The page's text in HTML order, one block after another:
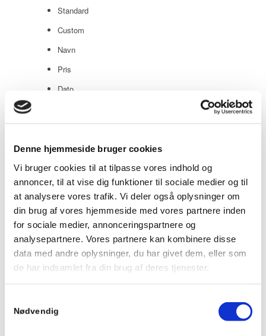
Denne hjemmeside bruger cookies
Vi bruger cookies til at tilpasse vores indhold og
annoncer, til at vise dig funktioner til sociale medier og til
at analysere vores trafik. Vi deler også oplysninger om
din brug af vores hjemmeside med vores partnere inden
for sociale medier, annonceringspartnere og
analysepartnere. Vores partnere kan kombinere disse
data med andre oplysninger, du har givet dem, eller som
de har indsamlet fra din brug af deres tjenester.
Nødvendig
Standard
Custom
Navn
Pris
Dato
Average rating
Relevance
Tilfældig
Product ID
Vis 20 produkter pr. side
20 produkter pr. side
40 produkter pr. side
Butterfly Atlantis med elektrisk